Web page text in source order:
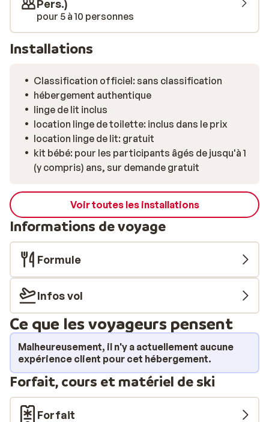
Réchauffez-vous et profitez après une fraîche journée
d'hiver.
Pers.)
pour 5 à 10 personnes
Installations
Classification officiel: sans classification
hébergement authentique
linge de lit inclus
location linge de toilette: inclus dans le prix
location linge de lit: gratuit
kit bébé: pour les participants âgés de jusqu'à 1
(y compris) ans, sur demande gratuit
Voir toutes les installations
Informations de voyage
Formule
Infos vol
Ce que les voyageurs pensent
Malheureusement, il n'y a actuellement aucune
expérience client pour cet hébergement.
Forfait, cours et matériel de ski
Forfait